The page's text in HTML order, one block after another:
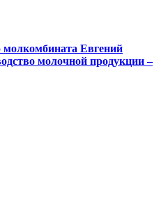
Евгений
молочной продукции –